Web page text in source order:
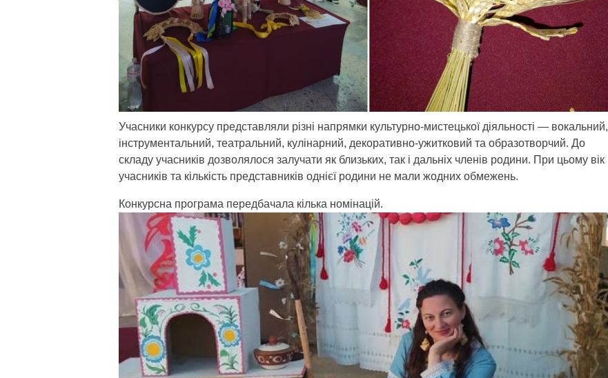
Учасники конкурсу представляли різні напрямки культурно-мистецької діяльності — вокальний,
інструментальний, театральний, кулінарний, декоративно-ужитковий та образотворчий. До
складу учасників дозволялося залучати як близьких, так і дальніх членів родини. При цьому вік
учасників та кількість представників однієї родини не мали жодних обмежень.
Конкурсна програма передбачала кілька номінацій.